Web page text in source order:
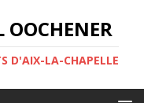
D'AIX-LA-CHAPELLE